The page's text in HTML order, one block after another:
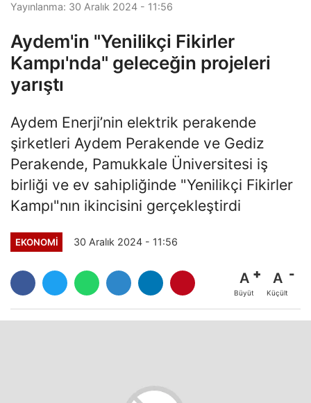
Yayınlanma: 30 Aralık 2024 - 11:56
Aydem'in "Yenilikçi Fikirler
Kampı'nda" geleceğin projeleri
yarıştı
Aydem Enerji’nin elektrik perakende
şirketleri Aydem Perakende ve Gediz
Perakende, Pamukkale Üniversitesi iş
birliği ve ev sahipliğinde "Yenilikçi Fikirler
Kampı"nın ikincisini gerçekleştirdi
EKONOMI 30 Aralık 2024 - 11:56
A
Büyüt
A
Küçült